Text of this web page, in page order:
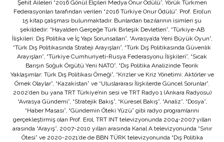
Şehit Aileleri “2016 Gönül Elçileri Medya Onur Ödülü”, Yörük Türkmen
Federasyonları tarafından verilen “2016 Türkiye Onur Ödülü”. Prof. Erol’un
15 kitap çalışması bulunmaktadır. Bunlardan bazılarının isimleri şu
şekildedir: “Hayalden Gerçeğe Türk Birleşik Devletleri”, “Türkiye-AB
İlişkileri: Dış Politika ve İç Yapı Sorunsalları”, “Avrasya’da Yeni Büyük Oyun”,
“Türk Dış Politikasında Strateji Arayışları”, “Türk Dış Politikasında Güvenlik
Arayışları”, “Türkiye Cumhuriyeti-Rusya Federasyonu İlişkileri”, “Sıcak
Barışın Soğuk Örgütü Yeni NATO”, “Dış Politika Analizinde Teorik
Yaklaşımlar: Türk Dış Politikası Örneği”, “Krizler ve Kriz Yönetimi: Aktörler ve
Örnek Olaylar”, “Kazakistan” ve “Uluslararası İlişkilerde Güncel Sorunlar”.
2002’den bu yana TRT Türkiye’nin sesi ve TRT Radyo 1 (Ankara Radyosu)
“Avrasya Gündemi”, “Stratejik Bakış”, “Küresel Bakış”, “Analiz”, “Dosya”,
“Haber Masası”, “Gündemin Öteki Yüzü” gibi radyo programlarını
gerçekleştirmiş olan Prof. Erol, TRT INT televizyonunda 2004-2007 yılları
arasında “Arayış”, 2007-2010 yılları arasında Kanal A televizyonunda “Sınır
Ötesi” ve 2020-2021’de de BBN TÜRK televizyonunda “Dış Politika